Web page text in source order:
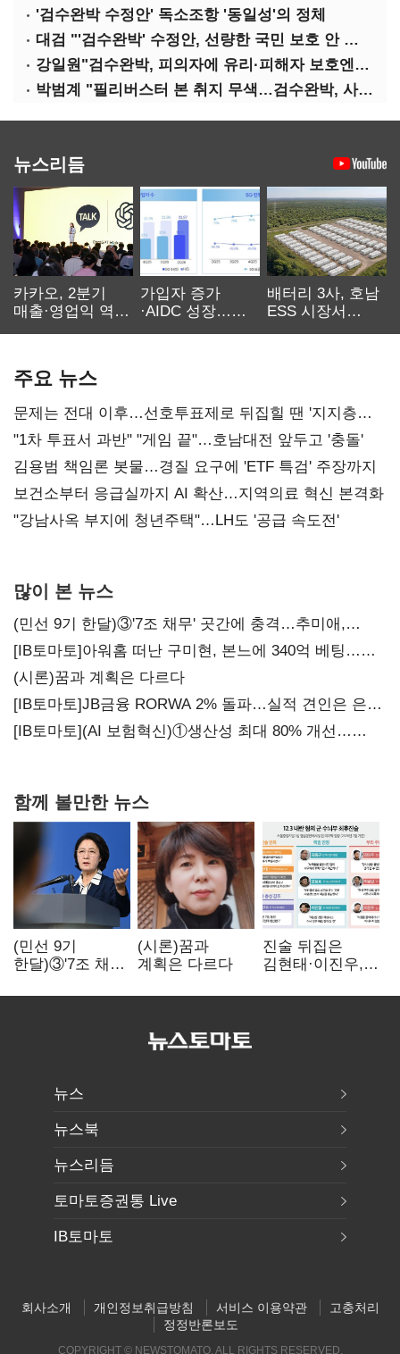
'검수완박 수정안' 독소조항 '동일성'의 정체
대검 "'검수완박' 수정안, 선량한 국민 보호 안 보여"
강일원"검수완박, 피의자에 유리·피해자 보호엔 문제"
박범계 "필리버스터 본 취지 무색…검수완박, 사실상 합의"
뉴스리듬
카카오, 2분기
매출·영업익 역대
가입자 증가
·AIDC 성장…
배터리 3사, 호남
ESS 시장서
주요 뉴스
문제는 전대 이후…선호투표제로 뒤집힐 땐 '지지층
불복'
"1차 투표서 과반" "게임 끝"…호남대전 앞두고 '충돌'
김용범 책임론 봇물…경질 요구에 'ETF 특검' 주장까지
보건소부터 응급실까지 AI 확산…지역의료 혁신 본격화
"강남사옥 부지에 청년주택"…LH도 '공급 속도전'
많이 본 뉴스
(민선 9기 한달)③'7조 채무' 곳간에 충격…추미애,
20년만에 '비상재정' 선언 승부수
[IB토마토]아워홈 떠난 구미현, 본느에 340억 베팅…
가족 지배체제 구축
(시론)꿈과 계획은 다르다
[IB토마토]JB금융 RORWA 2% 돌파…실적 견인은 은행
아닌 캐피탈
[IB토마토](AI 보험혁신)①생산성 최대 80% 개선…
함께 볼만한 뉴스
(민선 9기
한달)③'7조 채무'
추미애, 20년만에
(시론)꿈과
계획은 다르다
진술 뒤집은
김현태·이진우,
헌신"…법정서
뉴스
뉴스북
뉴스리듬
토마토증권통 Live
IB토마토
회사소개 개인정보취급방침 서비스 이용약관
고충처리
정정반론보도
COPYRIGHT © NEWSTOMATO. ALL RIGHTS RESERVED.